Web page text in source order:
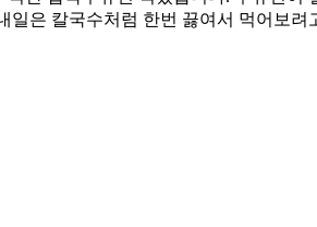
일은 칼국수처럼 한번 끓여서 먹어보려